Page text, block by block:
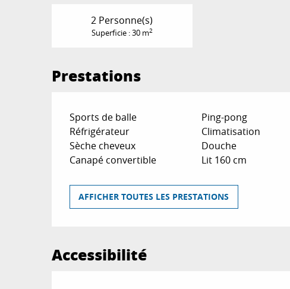
2 Personne(s)
Superficie : 30 m2
Prestations
Sports de balle Ping-pong
Réfrigérateur
Climatisation
Sèche cheveux
Douche
Canapé convertible
Lit 160 cm
AFFICHER TOUTES LES PRESTATIONS
Accessibilité